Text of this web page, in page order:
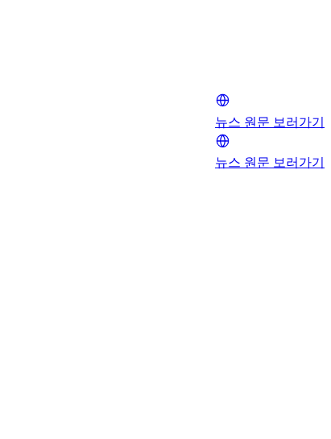
뉴스 원문 보러가기
뉴스 원문 보러가기